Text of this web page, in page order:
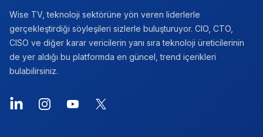
Wise TV, teknoloji sektörüne yön veren liderlerle
gerçekleştirdiği söyleşileri sizlerle buluşturuyor. CIO, CTO,
CISO ve diğer karar vericilerin yanı sıra teknoloji üreticilerinin
de yer aldığı bu platformda en güncel, trend içerikleri
bulabilirsiniz.
LinkedInInstagramYouTube
X